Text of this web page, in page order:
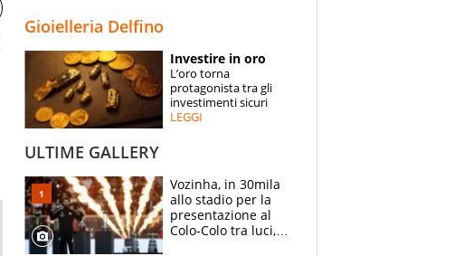
ESPERTI
CONTATTI
Gioielleria Delfino
Investire in oro
L’oro torna
protagonista tra gli
investimenti sicuri
LEGGI
ULTIME GALLERY
Vozinha, in 30mila
allo stadio per la
presentazione al
Colo-Colo tra luci,